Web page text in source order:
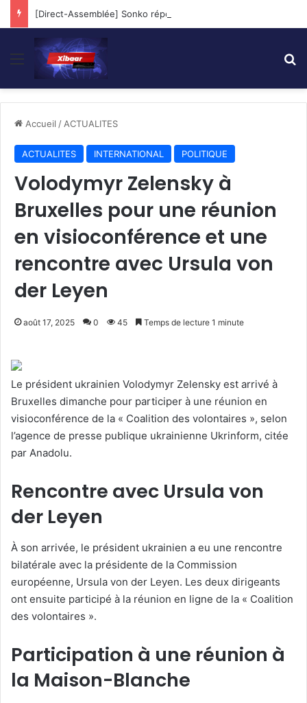
Menu
Accueil / ACTUALITES
ACTUALITES INTERNATIONAL POLITIQUE
Volodymyr Zelensky à
Bruxelles pour une réunion
en visioconférence et une
rencontre avec Ursula von
der Leyen
août 17, 2025 0 45 Temps de lecture 1 minute
Le président ukrainien Volodymyr Zelensky est arrivé à
Bruxelles dimanche pour participer à une réunion en
visioconférence de la « Coalition des volontaires », selon
l’agence de presse publique ukrainienne Ukrinform, citée
par Anadolu.
Rencontre avec Ursula von
der Leyen
À son arrivée, le président ukrainien a eu une rencontre
bilatérale avec la présidente de la Commission
européenne, Ursula von der Leyen. Les deux dirigeants
ont ensuite participé à la réunion en ligne de la « Coalition
des volontaires ».
Participation à une réunion à
la Maison-Blanche